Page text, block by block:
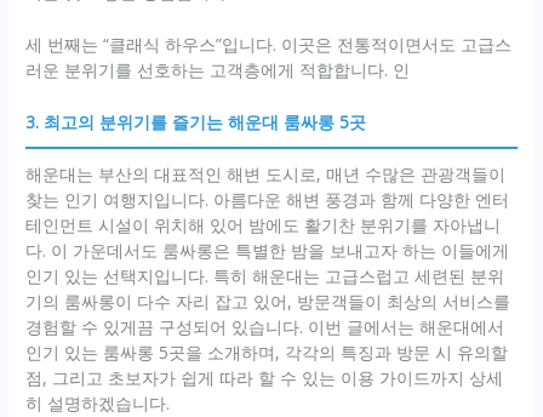
세 번째는 “클래식 하우스”입니다. 이곳은 전통적이면서도 고급스
러운 분위기를 선호하는 고객층에게 적합합니다. 인
3. 최고의 분위기를 즐기는 해운대 룸싸롱 5곳
해운대는 부산의 대표적인 해변 도시로, 매년 수많은 관광객들이
찾는 인기 여행지입니다. 아름다운 해변 풍경과 함께 다양한 엔터
테인먼트 시설이 위치해 있어 밤에도 활기찬 분위기를 자아냅니
다. 이 가운데서도 룸싸롱은 특별한 밤을 보내고자 하는 이들에게
인기 있는 선택지입니다. 특히 해운대는 고급스럽고 세련된 분위
기의 룸싸롱이 다수 자리 잡고 있어, 방문객들이 최상의 서비스를
경험할 수 있게끔 구성되어 있습니다. 이번 글에서는 해운대에서
인기 있는 룸싸롱 5곳을 소개하며, 각각의 특징과 방문 시 유의할
점, 그리고 초보자가 쉽게 따라 할 수 있는 이용 가이드까지 상세
히 설명하겠습니다.